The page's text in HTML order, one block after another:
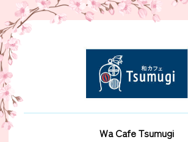
Wa Cafe Tsumugi